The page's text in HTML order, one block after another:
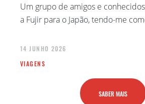
Um grupo de amigos e
a Fujir para o Japão, tendo-me
14 JUNHO 2026
VIAGENS
SABER MAIS
JANEIRO 2022
NOVEMBRO 2021
MARÇO 2021
JANEIRO 2021
AGOSTO 2020